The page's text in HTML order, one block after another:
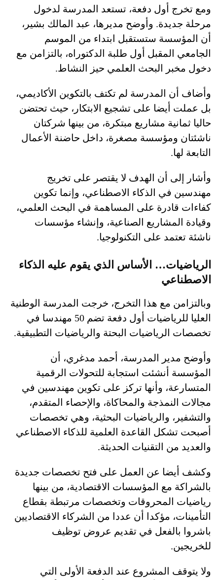
ومع تخرج أول دفعة، تستعد المدرسة لدخول
مرحلة جديدة. وأوضح مديرها، عبد المالك بشير،
أن المؤسسة ستستقبل ابتداء من الموسم
الجامعي المقبل أول طلبة الدكتوراه، بالتزامن مع
دخول مخبر البحث العلمي حيز النشاط.
وأضاف أن المدرسة لم تكتف بالتكوين الأكاديمي،
بل عملت أيضا على تشجيع الابتكار، حيث تحتضن
حاليا ثمانية مشاريع مبتكرة، من بينها شركتان
ناشئتان ومؤسسة مصغرة، داخل حاضنة الأعمال
التابعة لها.
وأشار إلى أن الهدف لا يقتصر على تخريج
مهندسين في الذكاء الاصطناعي، وإنما تكوين
كفاءات قادرة على المساهمة في البحث العلمي،
وقيادة المشاريع الصناعية، وإنشاء مؤسسات
ناشئة تعتمد على التكنولوجيا.
الرياضيات… الأساس الذي يقوم عليه الذكاء
الاصطناعي
وبالتزامن مع هذا التخرج، خرجت المدرسة الوطنية
العليا للرياضيات أول دفعة تضم 50 مهندسا في
تخصصات الرياضيات البحتة والرياضيات التطبيقية.
وأوضح مدير المدرسة، أحمد مدغري، أن
المؤسسة أنشئت استجابة للتحولات الرقمية
المتسارعة، وأنها تركز على تكوين مهندسين في
مجالات النمذجة والمحاكاة، والإحصاء المتقدم،
والتشفير، والرياضيات البحثية، وهي تخصصات
أصبحت تشكل القاعدة العلمية للذكاء الاصطناعي
والعديد من التقنيات الحديثة.
وكشف أيضا عن العمل على فتح تخصصات جديدة
بالشراكة مع المؤسسات الاقتصادية، من بينها
رياضيات المحروقات وتخصصات مرتبطة بقطاع
التأمينات، مؤكدا أن عددا من الشركاء الاقتصاديين
باشروا بالفعل في تقديم عروض توظيف
للخريجين.
ولا يتوقف المشروع عند الدفعة الأولى التي